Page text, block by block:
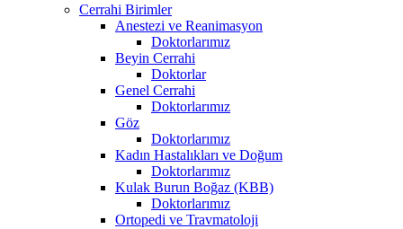
Cerrahi Birimler
Anestezi ve Reanimasyon
Doktorlarımız
Beyin Cerrahi
Doktorlar
Genel Cerrahi
Doktorlarımız
Göz
Doktorlarımız
Kadın Hastalıkları ve Doğum
Doktorlarımız
Kulak Burun Boğaz (KBB)
Doktorlarımız
Ortopedi ve Travmatoloji